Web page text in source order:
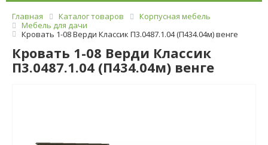
Главная Каталог товаров
Корпусная мебель
Мебель для дачи
Кровать 1-08 Верди Классик П3.0487.1.04 (П434.04м) венге
Кровать 1-08 Верди Классик
П3.0487.1.04 (П434.04м) венге